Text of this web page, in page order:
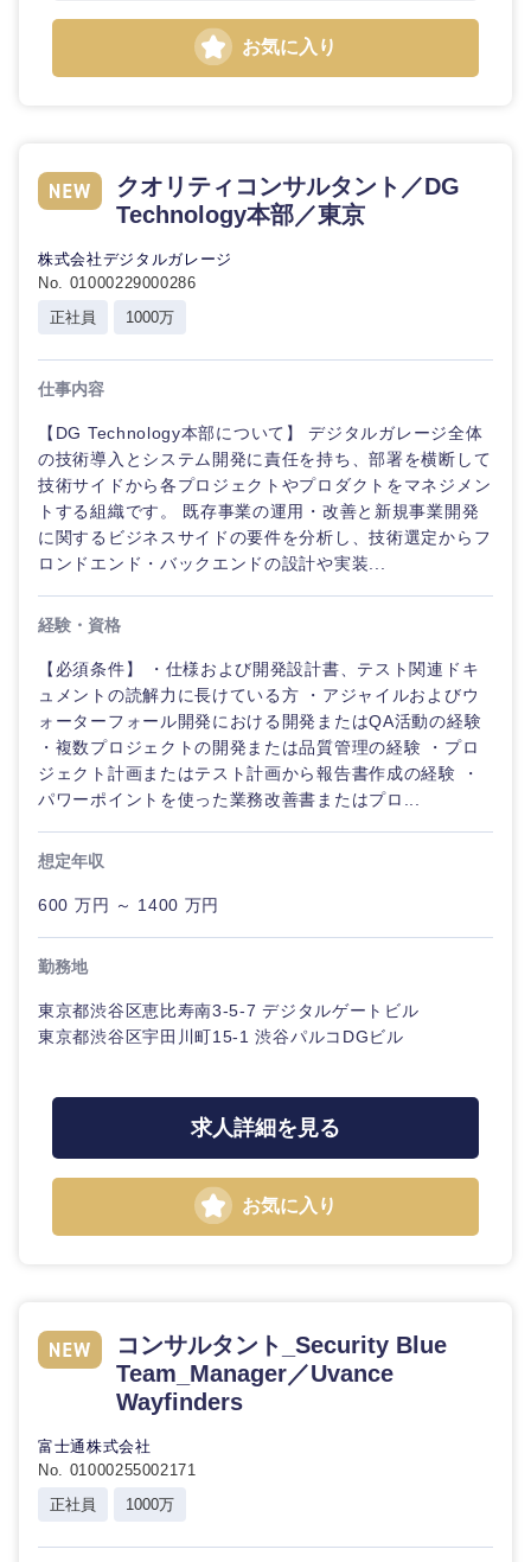
新潟県 富山県
お気に入り
クオリティコンサルタント／DG
Technology本部／東京
株式会社デジタルガレージ
No. 01000229000286
正社員
1000万
仕事内容
【DG Technology本部について】 デジタルガレージ全体
の技術導入とシステム開発に責任を持ち、部署を横断して
技術サイドから各プロジェクトやプロダクトをマネジメン
トする組織です。 既存事業の運用・改善と新規事業開発
に関するビジネスサイドの要件を分析し、技術選定からフ
ロンドエンド・バックエンドの設計や実装...
経験・資格
【必須条件】 ・仕様および開発設計書、テスト関連ドキ
ュメントの読解力に長けている方 ・アジャイルおよびウ
ォーターフォール開発における開発またはQA活動の経験
・複数プロジェクトの開発または品質管理の経験 ・プロ
ジェクト計画またはテスト計画から報告書作成の経験 ・
パワーポイントを使った業務改善書またはプロ...
想定年収
600 万円 ～ 1400 万円
勤務地
東京都渋谷区恵比寿南3-5-7 デジタルゲートビル
東京都渋谷区宇田川町15-1 渋谷パルコDGビル
求人詳細を見る
お気に入り
コンサルタント_Security Blue
Team_Manager／Uvance
Wayfinders
富士通株式会社
No. 01000255002171
正社員
1000万